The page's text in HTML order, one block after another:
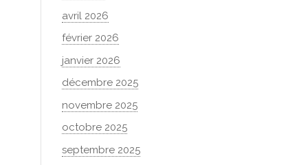
avril 2026
février 2026
janvier 2026
décembre 2025
novembre 2025
octobre 2025
septembre 2025